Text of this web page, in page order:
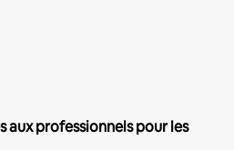
aux professionnels pour les